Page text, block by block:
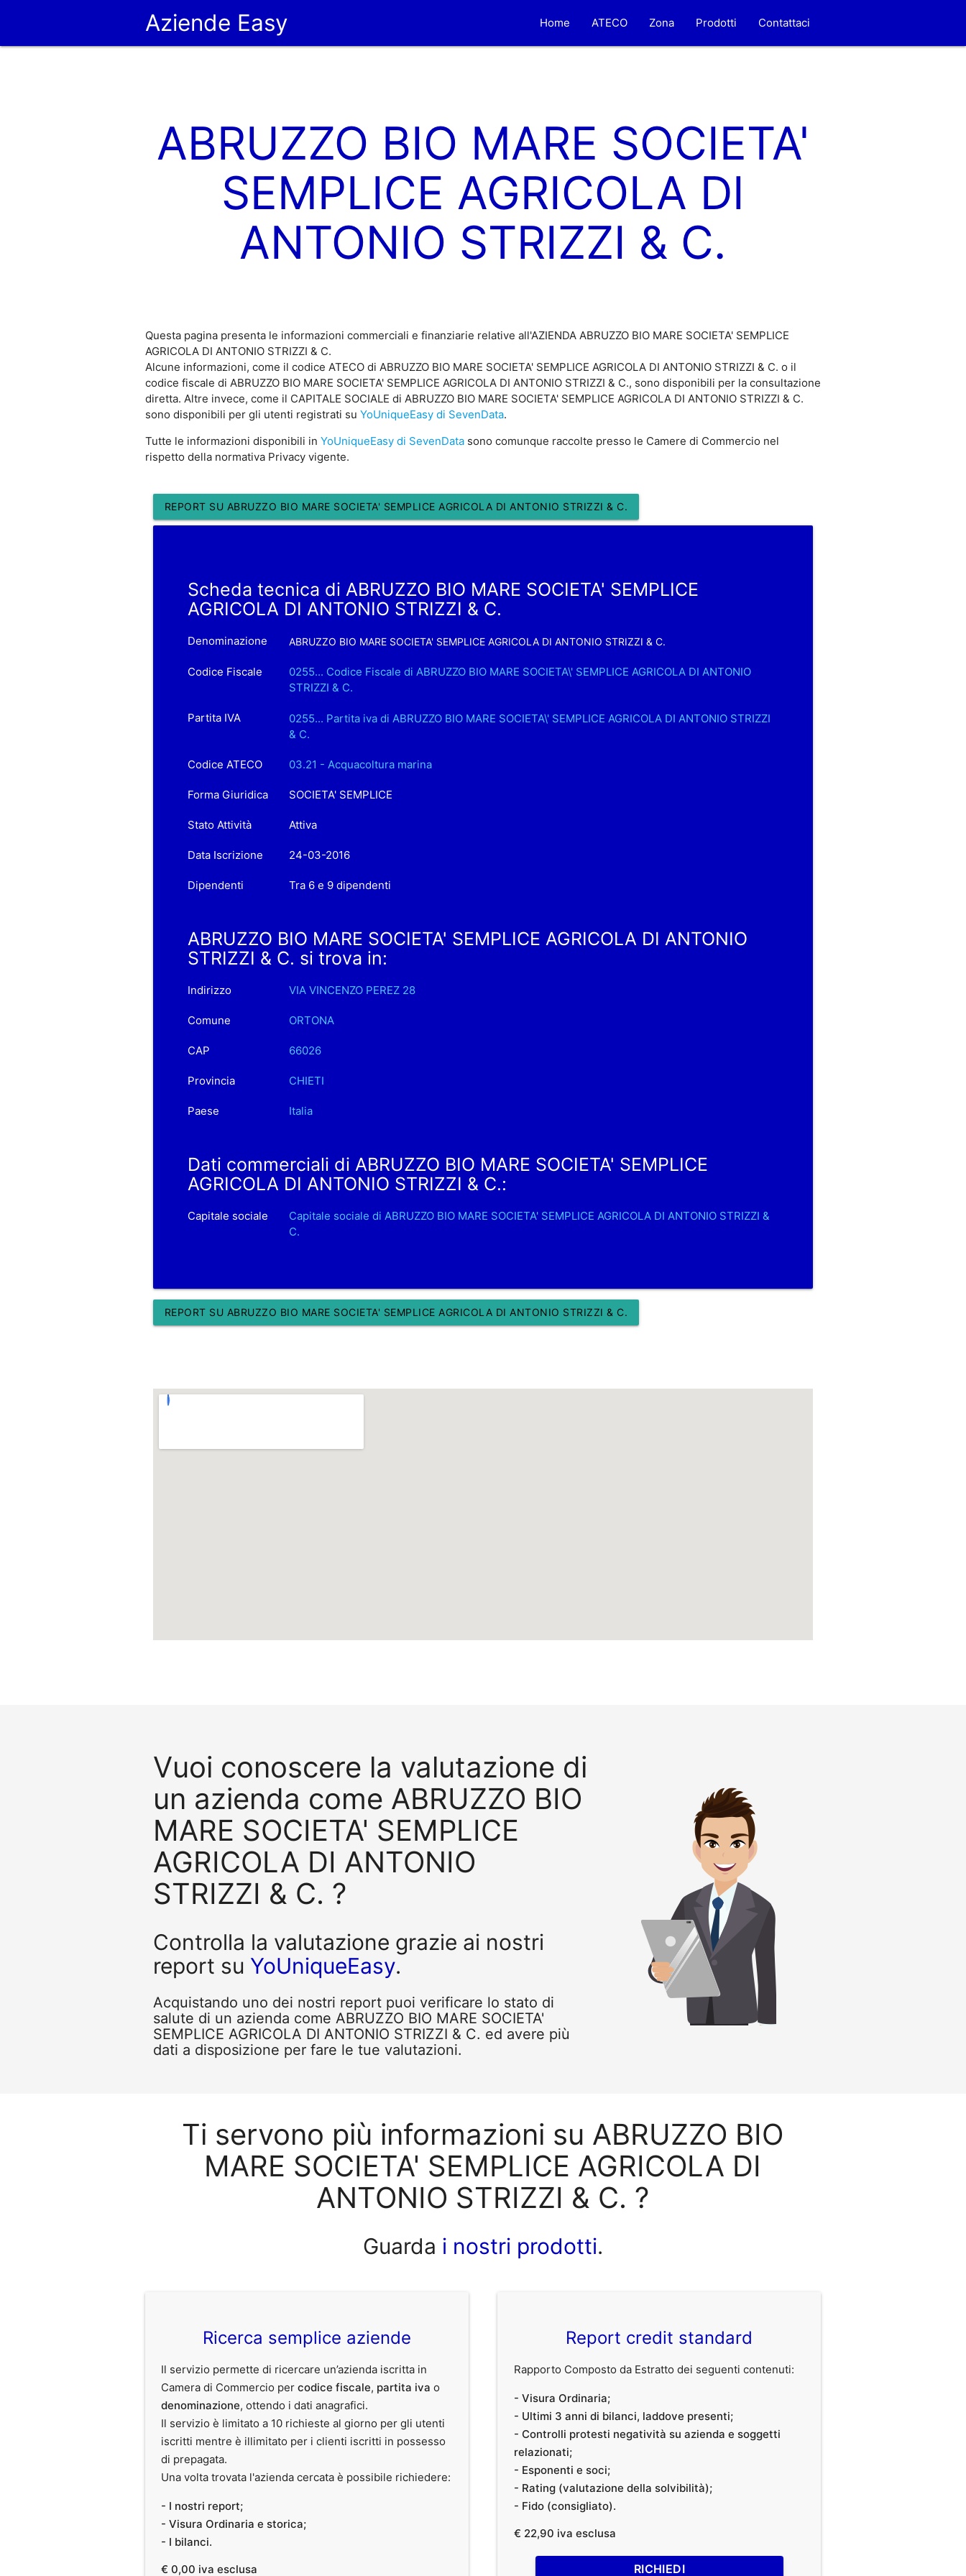
Aziende Easy Home ATECO Zona Prodotti Contattaci
ABRUZZO BIO MARE SOCIETA'
SEMPLICE AGRICOLA DI
ANTONIO STRIZZI & C.
Questa pagina presenta le informazioni commerciali e finanziarie relative all'AZIENDA ABRUZZO BIO MARE SOCIETA' SEMPLICE
AGRICOLA DI ANTONIO STRIZZI & C.
Alcune informazioni, come il codice ATECO di ABRUZZO BIO MARE SOCIETA' SEMPLICE AGRICOLA DI ANTONIO STRIZZI & C. o il
codice fiscale di ABRUZZO BIO MARE SOCIETA' SEMPLICE AGRICOLA DI ANTONIO STRIZZI & C., sono disponibili per la consultazione
diretta. Altre invece, come il CAPITALE SOCIALE di ABRUZZO BIO MARE SOCIETA' SEMPLICE AGRICOLA DI ANTONIO STRIZZI & C.
sono disponibili per gli utenti registrati su YoUniqueEasy di SevenData.
Tutte le informazioni disponibili in YoUniqueEasy di SevenDatasono comunque raccolte presso le Camere di Commercio nel
rispetto della normativa Privacy vigente.
REPORT SU ABRUZZO BIO MARE SOCIETA' SEMPLICE AGRICOLA DI ANTONIO STRIZZI & C.
Scheda tecnica di ABRUZZO BIO MARE SOCIETA' SEMPLICE
AGRICOLA DI ANTONIO STRIZZI & C.
Denominazione ABRUZZO BIO MARE SOCIETA' SEMPLICE AGRICOLA DI ANTONIO STRIZZI & C.
Codice Fiscale
0255... Codice Fiscale di ABRUZZO BIO MARE SOCIETA\' SEMPLICE AGRICOLA DI ANTONIO
STRIZZI & C.
Partita IVA
0255... Partita iva di ABRUZZO BIO MARE SOCIETA\' SEMPLICE AGRICOLA DI ANTONIO STRIZZI
& C.
Codice ATECO 03.21 - Acquacoltura marina
Forma Giuridica SOCIETA' SEMPLICE
Stato Attività Attiva
Data Iscrizione 24-03-2016
Dipendenti Tra 6 e 9 dipendenti
ABRUZZO BIO MARE SOCIETA' SEMPLICE AGRICOLA DI ANTONIO
STRIZZI & C. si trova in:
Indirizzo VIA VINCENZO PEREZ 28
Comune ORTONA
CAP 66026
Provincia CHIETI
Paese Italia
Dati commerciali di ABRUZZO BIO MARE SOCIETA' SEMPLICE
AGRICOLA DI ANTONIO STRIZZI & C.:
Capitale sociale
Capitale sociale di ABRUZZO BIO MARE SOCIETA' SEMPLICE AGRICOLA DI ANTONIO STRIZZI &
C.
REPORT SU ABRUZZO BIO MARE SOCIETA' SEMPLICE AGRICOLA DI ANTONIO STRIZZI & C.
Vuoi conoscere la valutazione di
un azienda come ABRUZZO BIO
MARE SOCIETA' SEMPLICE
AGRICOLA DI ANTONIO
STRIZZI & C. ?
Controlla la valutazione grazie ai nostri
report su YoUniqueEasy.
Acquistando uno dei nostri report puoi verificare lo stato di
salute di un azienda come ABRUZZO BIO MARE SOCIETA'
SEMPLICE AGRICOLA DI ANTONIO STRIZZI & C. ed avere più
dati a disposizione per fare le tue valutazioni.
Ti servono più informazioni su ABRUZZO BIO
MARE SOCIETA' SEMPLICE AGRICOLA DI
ANTONIO STRIZZI & C. ?
Guarda i nostri prodotti.
Ricerca semplice aziende
Il servizio permette di ricercare un’azienda iscritta in
Camera di Commercio percodice fiscale, partita iva o
denominazione, ottendo i dati anagrafici.
Il servizio è limitato a 10 richieste al giorno per gli utenti
iscritti mentre è illimitato per i clienti iscritti in possesso
di prepagata.
Una volta trovata l'azienda cercata è possibile richiedere:
- I nostri report;
- Visura Ordinaria e storica;
- I bilanci.
€ 0,00 iva esclusa
Report credit standard
Rapporto Composto da Estratto dei seguenti contenuti:
- Visura Ordinaria;
- Ultimi 3 anni di bilanci, laddove presenti;
- Controlli protesti negatività su azienda e soggetti
relazionati;
- Esponenti e soci;
- Rating (valutazione della solvibilità);
- Fido (consigliato).
€ 22,90 iva esclusa
RICHIEDI